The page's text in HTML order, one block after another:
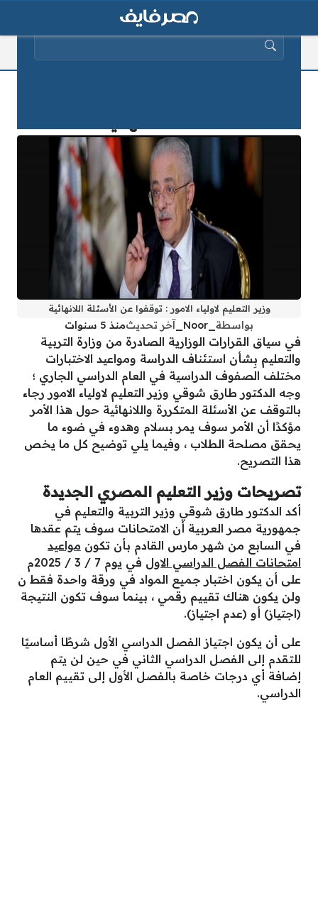
وزير التعليم لاولياء الامور : توقفوا عن الأسئلة اللانهائية
بواسطة آخر تحديثمنذ 5 سنوات
في سياق القرارات الوزارية الصادرة من وزارة التربية
والتعليم بِشأن استئناف الدراسة ومواعيد الاختبارات
مختلف الصفوف الدراسية في العام الدراسي الجاري ؛
وجه الدكتور طارق شوقي وزير التعليم لاولياء الامور رجاء
بالتوقف عن الأسئلة المتكررة واللانهائية حول هذا الأمر
مؤكدًا أن الأمر سوف يمر بسلام وهدوء في ضوء ما
يحقق مصلحة الطلاب ، وفيما يلي توضيح كل ما يخص
هذا التصريح.
تصريحات وزير التعليم المصري الجديدة
أكد الدكتور طارق شوقي وزير التربية والتعليم في
جمهورية مصر العربية أن الامتحانات سوف يتم عقدها
في السابع من شهر مارس القادم بأن تكون مواعيد
امتحانات الفصل الدراسي الاول
في يوم 7 / 3 / 2025م
على أن يكون اختبار جميع المواد في ورقة واحدة فقط ن
ولن يكون هناك تقييم رقمي ، بينما سوف تكون النتيجة
(اجتياز) أو (عدم اجتياز).
على أن يكون اجتياز الفصل الدراسي الأول شرطًا أساسيًا
للتقدم إلى الفصل الدراسي الثاني في حين لن يتم
إضافة أي درجات خاصة بالفصل الأول إلى تقييم العام
الدراسي.
البحث عن: